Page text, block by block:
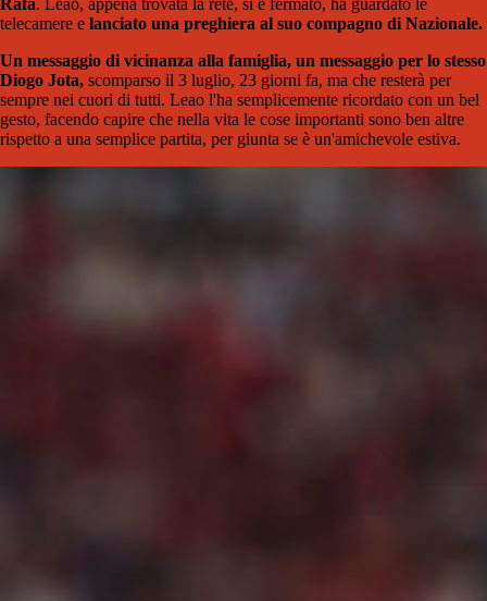
Rafa. Leao, appena trovata la rete, si è fermato, ha guardato le
telecamere e lanciato una preghiera al suo compagno di Nazionale.
Un messaggio di vicinanza alla famiglia, un messaggio per lo stesso
Diogo Jota, scomparso il 3 luglio, 23 giorni fa, ma che resterà per
sempre nei cuori di tutti. Leao l'ha semplicemente ricordato con un bel
gesto, facendo capire che nella vita le cose importanti sono ben altre
rispetto a una semplice partita, per giunta se è un'amichevole estiva.